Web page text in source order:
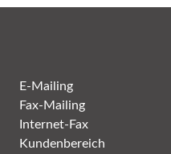
E-Mailing
Fax-Mailing
Internet-Fax
Kundenbereich